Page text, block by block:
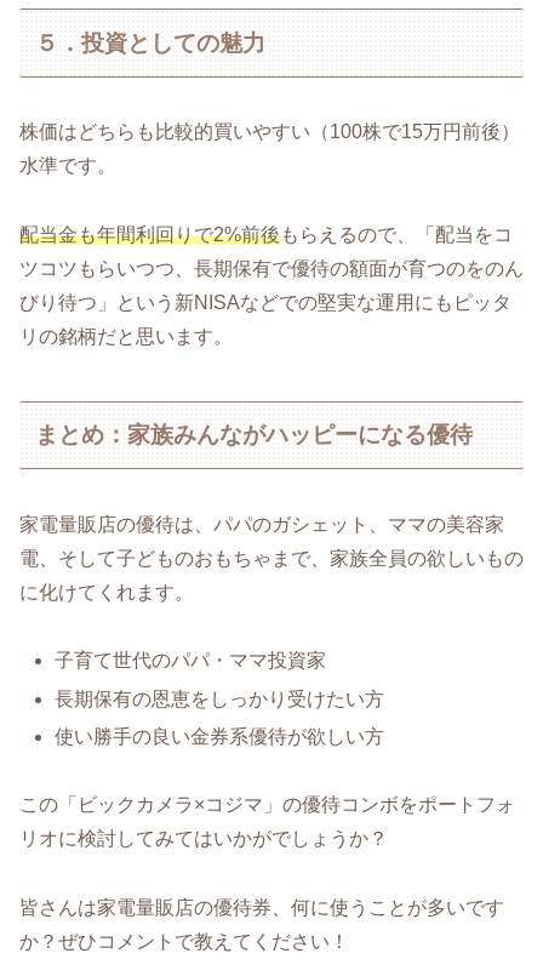
５．投資としての魅力
株価はどちらも比較的買いやすい（100株で15万円前後）
水準です。
配当金も年間利回りで2%前後もらえるので、「配当をコ
ツコツもらいつつ、長期保有で優待の額面が育つのをのん
びり待つ」という新NISAなどでの堅実な運用にもピッタ
リの銘柄だと思います。
まとめ：家族みんながハッピーになる優待
家電量販店の優待は、パパのガシェット、ママの美容家
電、そして子どものおもちゃまで、家族全員の欲しいもの
に化けてくれます。
子育て世代のパパ・ママ投資家
長期保有の恩恵をしっかり受けたい方
使い勝手の良い金券系優待が欲しい方
この「ビックカメラ×コジマ」の優待コンボをポートフォ
リオに検討してみてはいかがでしょうか？
皆さんは家電量販店の優待券、何に使うことが多いです
か？ぜひコメントで教えてください！